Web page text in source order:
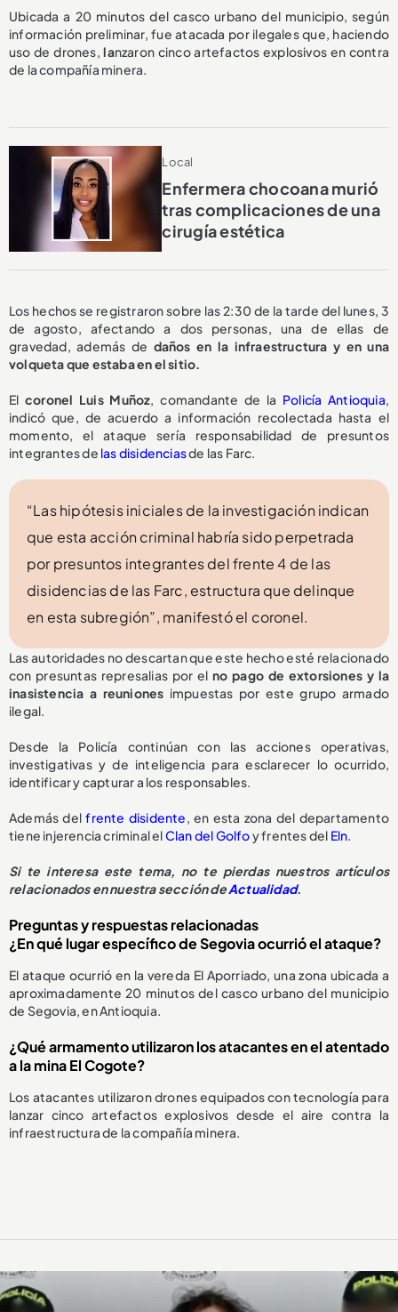
Ubicada a 20 minutos del casco urbano del municipio, según
información preliminar, fue atacada por ilegales que, haciendo
uso de drones,lanzaron cinco artefactos explosivos en contra
de la compañía minera.
Local
Enfermera chocoana murió
tras complicaciones de una
cirugía estética
Los hechos se registraron sobre las 2:30 de la tarde del lunes, 3
de agosto, afectando a dos personas, una de ellas de
gravedad, además de daños en la infraestructura y en una
volqueta que estaba en el sitio.
Elcoronel Luis Muñoz, comandante de la Policía Antioquia,
indicó que, de acuerdo a información recolectada hasta el
momento, el ataque sería responsabilidad de presuntos
integrantes de las disidenciasde las Farc.
“Las hipótesis iniciales de la investigación indican
que esta acción criminal habría sido perpetrada
por presuntos integrantes del frente 4 de las
disidencias de las Farc, estructura que delinque
en esta subregión”, manifestó el coronel.
Las autoridades no descartan que este hecho esté relacionado
con presuntas represalias por elno pago de extorsiones y la
inasistencia a reuniones impuestas por este grupo armado
ilegal.
Desde la Policía continúan con las acciones operativas,
investigativas y de inteligencia para esclarecer lo ocurrido,
identificar y capturar a los responsables.
Además delfrente disidente, en esta zona del departamento
tiene injerencia criminal elClan del Golfoy frentes del Eln.
Si te interesa este tema, no te pierdas nuestros artículos
relacionados en nuestra sección deActualidad.
Preguntas y respuestas relacionadas
¿En qué lugar específico de Segovia ocurrió el ataque?
El ataque ocurrió en la vereda El Aporriado, una zona ubicada a
aproximadamente 20 minutos del casco urbano del municipio
de Segovia, en Antioquia.
¿Qué armamento utilizaron los atacantes en el atentado
a la mina El Cogote?
Los atacantes utilizaron drones equipados con tecnología para
lanzar cinco artefactos explosivos desde el aire contra la
infraestructura de la compañía minera.